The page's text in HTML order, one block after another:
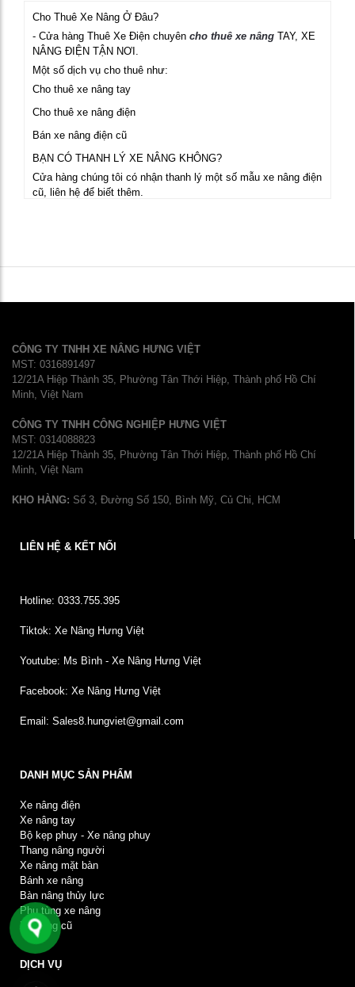
Cho Thuê Xe Nâng Ở Đâu?
- Cửa hàng Thuê Xe Điện chuyên cho thuê xe nâng TAY, XE
NÂNG ĐIỆN TẬN NƠI.
Một số dịch vụ cho thuê như:
Cho thuê xe nâng tay
Cho thuê xe nâng điện
Bán xe nâng điện cũ
BẠN CÓ THANH LÝ XE NÂNG KHÔNG?
Cửa hàng chúng tôi có nhận thanh lý một số mẫu xe nâng điện
cũ, liên hệ để biết thêm.
CÔNG TY TNHH XE NÂNG HƯNG VIỆT
MST: 0316891497
12/21A Hiệp Thành 35, Phường Tân Thới Hiệp, Thành phố Hồ Chí
Minh, Việt Nam
CÔNG TY TNHH CÔNG NGHIỆP HƯNG VIỆT
MST: 0314088823
12/21A Hiệp Thành 35, Phường Tân Thới Hiệp, Thành phố Hồ Chí
Minh, Việt Nam
KHO HÀNG: Số 3, Đường Số 150, Bình Mỹ, Củ Chi, HCM
LIÊN HỆ & KẾT NỐI
Hotline: 0333.755.395
Tiktok: Xe Nâng Hưng Việt
Youtube: Ms Bình - Xe Nâng Hưng Việt
Facebook: Xe Nâng Hưng Việt
Email: Sales8.hungviet@gmail.com
DANH MỤC SẢN PHẨM
Xe nâng điện
Xe nâng tay
Bộ kẹp phuy - Xe nâng phuy
Thang nâng người
Xe nâng mặt bàn
Bánh xe nâng
Bàn nâng thủy lực
Phụ tùng xe nâng
Xe nâng cũ
DỊCH VỤ